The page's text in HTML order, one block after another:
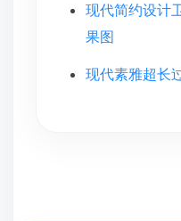
现代简约设计
果图
现代素雅超长